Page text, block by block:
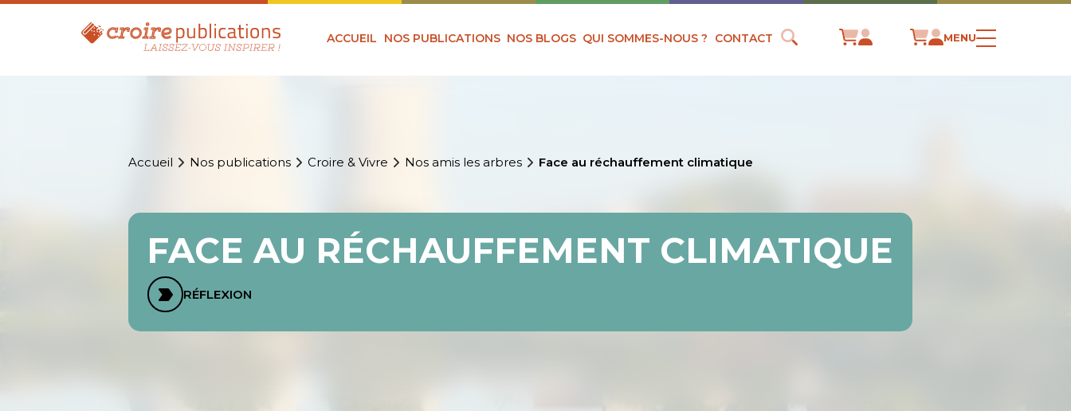
ACCUEIL NOS PUBLICATIONS NOS BLOGS QUI SOMMES-NOUS ? CONTACT MENU
Accueil Nos publications Croire & Vivre Nos amis les arbres Face au réchauffement climatique
FACE AU RÉCHAUFFEMENT CLIMATIQUE
RÉFLEXION